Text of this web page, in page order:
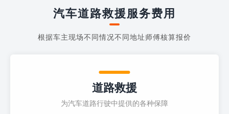
汽车道路救援服务费用
根据车主现场不同情况不同地址师傅核算报价
道路救援
为汽车道路行驶中提供的各种保障